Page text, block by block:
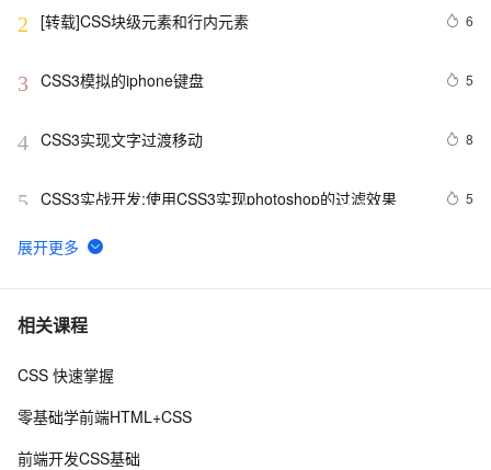
2 [转载]CSS块级元素和行内元素 6
3 CSS3模拟的iphone键盘 5
4 CSS3实现文字过渡移动 8
5 CSS3实战开发:使用CSS3实现photoshop的过滤效果 5
6 CSS 中 ::before 和 ::after 伪元素的四个实际用途
7 使用CSS实现 图片帧动画 与 曲线运动
8 【01】完成新年倒计时页面-蛇年新年快乐倒计时领取礼
html5+div+CSS+JavaScript-优雅草卓伊凡-做一条关于新
年的代码分享给你们-为了C站的分拼一下子
相关课程
CSS 快速掌握
零基础学前端HTML+CSS
前端开发CSS基础